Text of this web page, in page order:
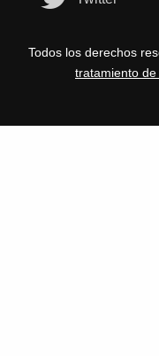
Todos los derechos
tratamiento